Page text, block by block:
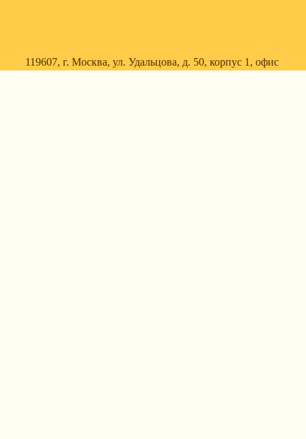
119607, г. Москва, ул. Удальцова, д. 50, корпус 1, офис
57